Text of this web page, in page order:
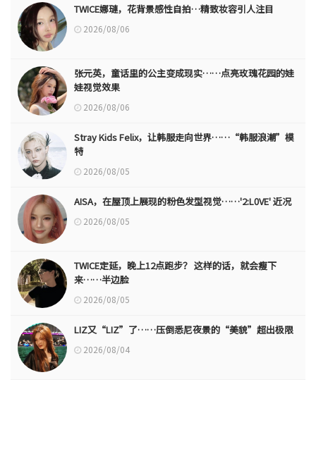
TWICE娜璉，花背景感性自拍…精致妆容引人注目
2026/08/06
张元英，童话里的公主变成现实……点亮玫瑰花园的娃
娃视觉效果
2026/08/06
Stray Kids Felix，让韩服走向世界……“韩服浪潮”模
特
2026/08/05
AISA，在屋顶上展现的粉色发型视觉……'2:L0VE' 近况
2026/08/05
TWICE定延，晚上12点跑步？ 这样的话，就会瘦下
来……半边脸
2026/08/05
LIZ又“LIZ”了……压倒悉尼夜景的“美貌”超出极限
2026/08/04